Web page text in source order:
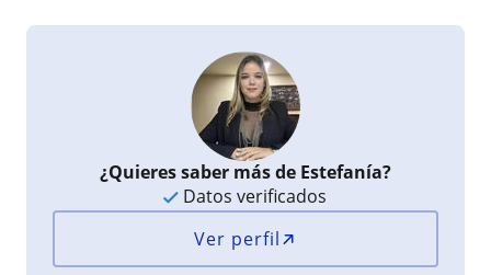
¿Quieres saber más de Estefanía?
Datos verificados
Ver perfil